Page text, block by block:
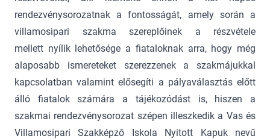
rendezvénysorozatnak a fontosságát, amely során a
villamosipari szakma szereplőinek a részvétele
mellett nyílik lehetősége a fiataloknak arra, hogy még
alaposabb ismereteket szerezzenek a szakmájukkal
kapcsolatban valamint elősegíti a pályaválasztás előtt
álló fiatalok számára a tájékozódást is, hiszen a
szakmai rendezvénysorozat szépen illeszkedik a Vas és
Villamosipari Szakképző Iskola Nyitott Kapuk nevű